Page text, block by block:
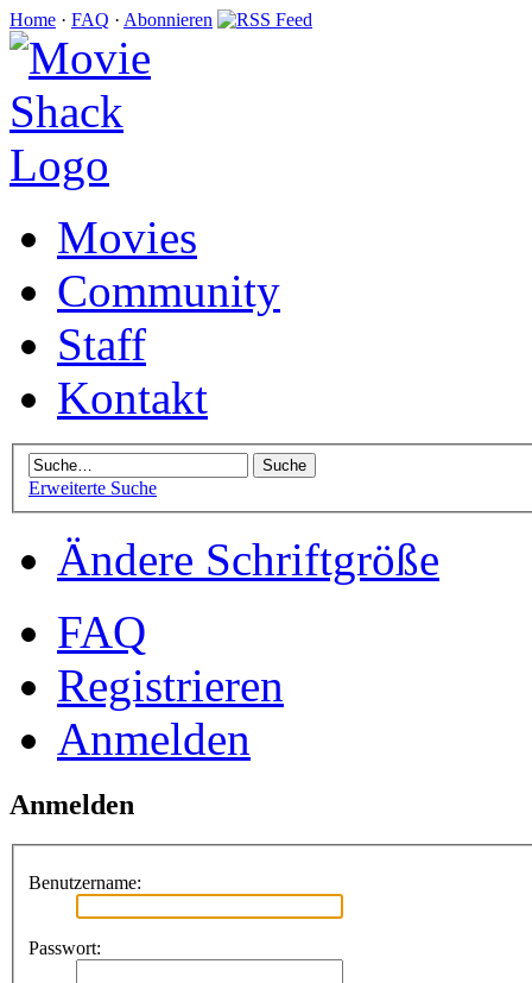
Home · FAQ · Abonnieren
Movies
Community
Staff
Kontakt
Erweiterte Suche
Ändere Schriftgröße
FAQ
Registrieren
Anmelden
Anmelden
Benutzername:
Passwort: